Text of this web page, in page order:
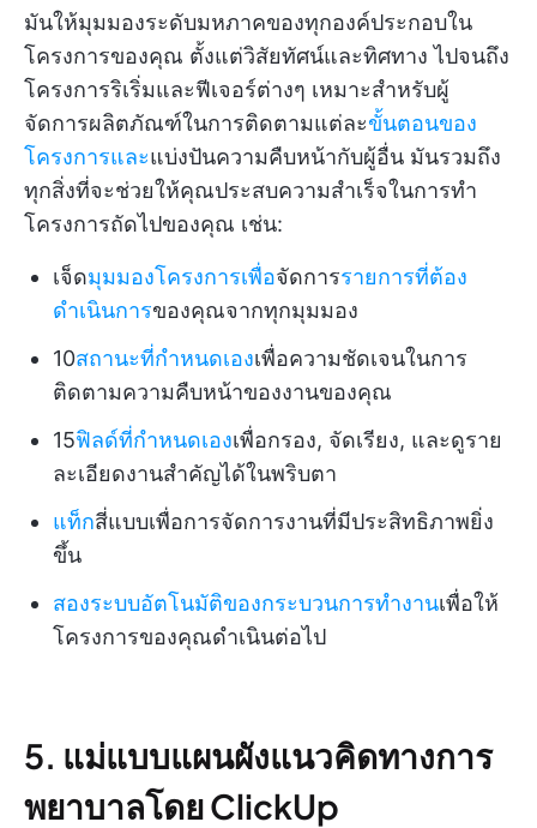
มันให้มุมมองระดับมหภาคของทุกองค์ประกอบใน
โครงการของคุณ ตั้งแต่วิสัยทัศน์และทิศทาง ไปจนถึง
โครงการริเริ่มและฟีเจอร์ต่างๆ เหมาะสำหรับผู้
จัดการผลิตภัณฑ์ในการติดตามแต่ละขั้นตอนของ
โครงการและแบ่งปันความคืบหน้ากับผู้อื่น มันรวมถึง
ทุกสิ่งที่จะช่วยให้คุณประสบความสำเร็จในการทำ
โครงการถัดไปของคุณ เช่น:
เจ็ดมุมมองโครงการเพื่อจัดการรายการที่ต้อง
ดำเนินการของคุณจากทุกมุมมอง
10สถานะที่กำหนดเองเพื่อความชัดเจนในการ
ติดตามความคืบหน้าของงานของคุณ
15ฟิลด์ที่กำหนดเองเพื่อกรอง, จัดเรียง, และดูราย
ละเอียดงานสำคัญได้ในพริบตา
แท็กสี่แบบเพื่อการจัดการงานที่มีประสิทธิภาพยิ่ง
ขึ้น
สองระบบอัตโนมัติของกระบวนการทำงานเพื่อให้
โครงการของคุณดำเนินต่อไป
5. แม่แบบแผนผังแนวคิดทางการ
พยาบาลโดย ClickUp